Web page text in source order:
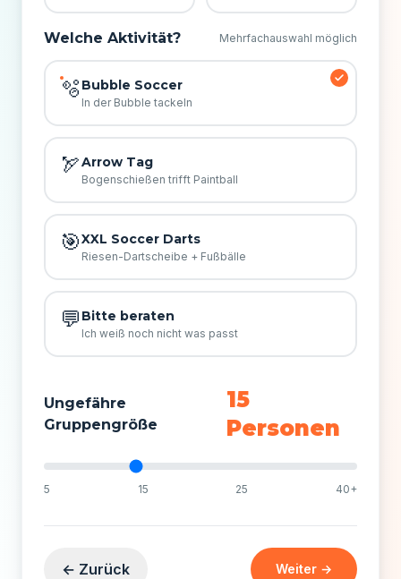
Welche Aktivität? Mehrfachauswahl möglich
🫧 Bubble Soccer
In der Bubble tackeln
🏹Arrow Tag
Bogenschießen trifft Paintball
🎯XXL Soccer Darts
Riesen-Dartscheibe + Fußbälle
💬 Bitte beraten
Ich weiß noch nicht was passt
Ungefähre
Gruppengröße
15
Personen
5 15 25 40+
← Zurück Weiter →